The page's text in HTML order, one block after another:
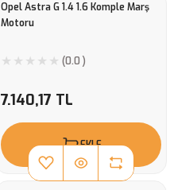
Opel Astra G 1.4 1.6 Komple Marş
Motoru
(0.0 )
7.140,17 TL
EKLE